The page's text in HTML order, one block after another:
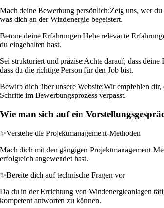
Mach deine Bewerbung persönlich:Zeig uns, wer du
was dich an der Windenergie begeistert.
Betone deine Erfahrungen:Hebe relevante
du eingehalten hast.
Sei strukturiert und präzise:Achte darauf, dass
dass du die richtige Person für den Job bist.
Bewirb dich über unsere Website:Wir empfehlen dir,
Schritte im Bewerbungsprozess verpasst.
Wie man sich auf ein
✨Verstehe die Projektmanagement-Methoden
Mach dich mit den gängigen Projektmanagement-
erfolgreich angewendet hast.
✨Bereite dich auf technische Fragen vor
Da du in der Errichtung von Windenergieanlagen
kompetent antworten zu können.